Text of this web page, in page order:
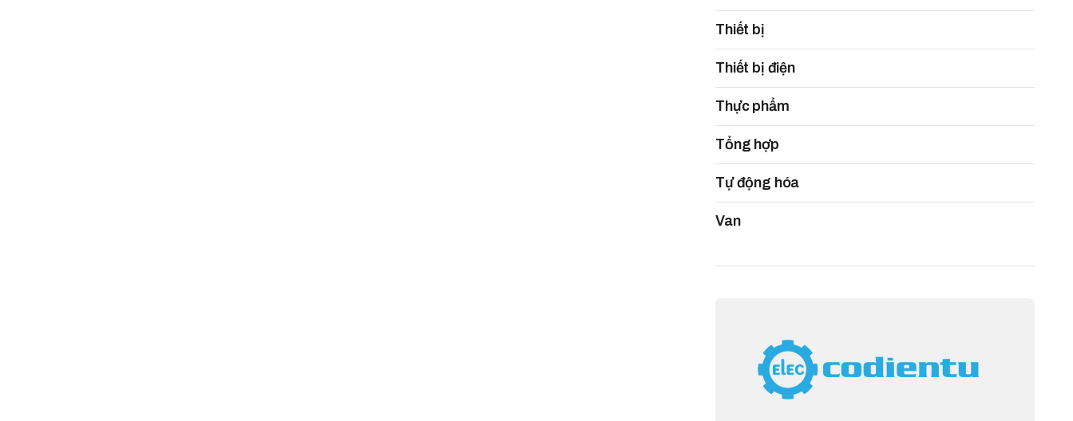
Thiết bị
Thiết bị điện
Thực phẩm
Tổng hợp
Tự động hóa
Van